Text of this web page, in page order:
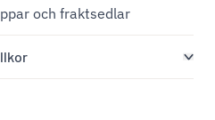
och fraktsedlar